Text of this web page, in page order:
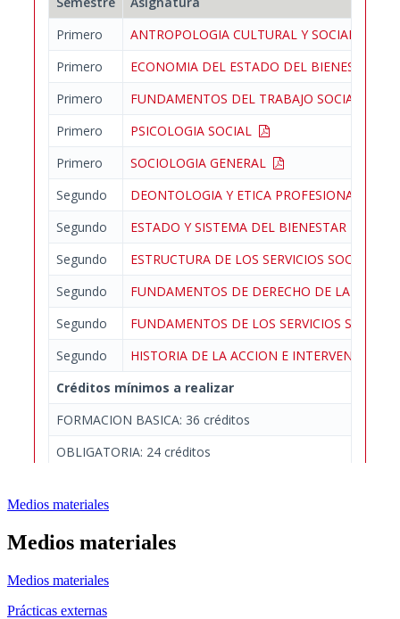
Medios materiales
Medios materiales
Medios materiales
Prácticas externas